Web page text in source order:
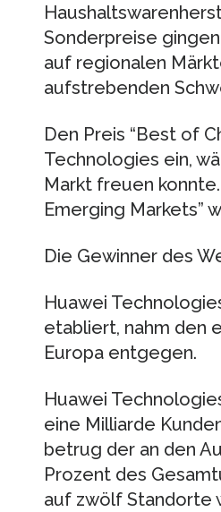
Sonderpreise
auf regionalen
aufstrebenden
Den Preis “Best of
Technologies ein,
Markt freuen
Emerging Markets”
Die Gewinner des
Huawei
etabliert, nahm den
Europa entgegen.
Huawei
eine Milliarde
betrug der an den
Prozent des
auf zwölf Standorte